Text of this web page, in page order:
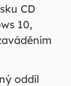
CD
10,
oddíl